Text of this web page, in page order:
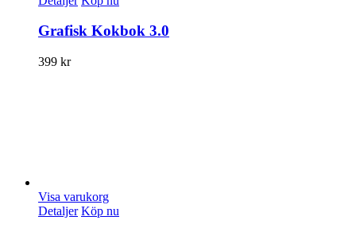
Grafisk Kokbok 3.0
399 kr
Visa varukorg
Detaljer Köp nu